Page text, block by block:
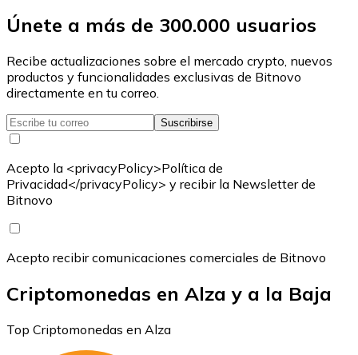
Únete a más de 300.000 usuarios
Recibe actualizaciones sobre el mercado crypto, nuevos
productos y funcionalidades exclusivas de Bitnovo
directamente en tu correo.
Suscribirse
Acepto la <privacyPolicy>Política de
Privacidad</privacyPolicy> y recibir la Newsletter de
Bitnovo
Acepto recibir comunicaciones comerciales de Bitnovo
Criptomonedas en Alza y a la Baja
Top Criptomonedas en Alza